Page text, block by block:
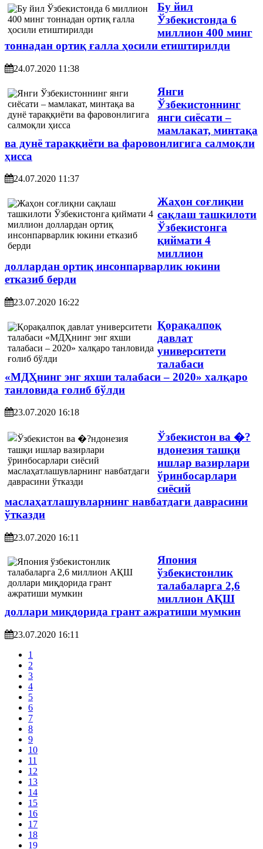
Бу йил
Ўзбекистонда 6
миллион 400 минг
тоннадан ортиқ ғалла ҳосили етиштирилди
24.07.2020 11:38
Янги
Ўзбекистоннинг
янги сиёсати –
мамлакат, минтақа
ва дунё тараққиёти ва фаровонлигига салмоқли
ҳисса
24.07.2020 11:37
Жаҳон соғлиқни
сақлаш ташкилоти
Ўзбекистонга
қиймати 4
миллион
доллардан ортиқ инсонпарварлик юкини
етказиб берди
23.07.2020 16:22
Қорақалпоқ
давлат
университети
талабаси
«МДҲнинг энг яхши талабаси – 2020» халқаро
танловида ғолиб бўлди
23.07.2020 16:18
Ўзбекистон ва �?
ндонезия ташқи
ишлар вазирлари
ўринбосарлари
сиёсий
маслаҳатлашувларнинг навбатдаги даврасини
ўтказди
23.07.2020 16:11
Япония
ўзбекистонлик
талабаларга 2,6
миллион АҚШ
доллари миқдорида грант ажратиши мумкин
23.07.2020 16:11
1
2
3
4
5
6
7
8
9
10
11
12
13
14
15
16
17
18
19